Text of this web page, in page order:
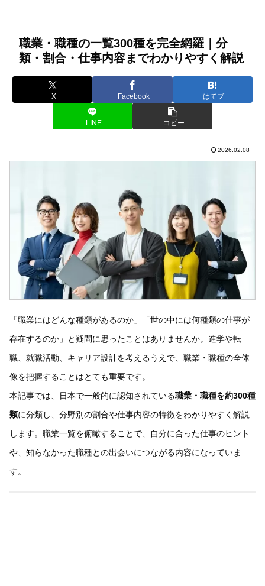
職業・職種の一覧300種を完全網羅｜分
類・割合・仕事内容までわかりやすく解説
X Facebook はてブ
LINE コピー
2026.02.08
「職業にはどんな種類があるのか」「世の中には何種類の仕事が
存在するのか」と疑問に思ったことはありませんか。進学や転
職、就職活動、キャリア設計を考えるうえで、職業・職種の全体
像を把握することはとても重要です。
本記事では、日本で一般的に認知されている職業・職種を約300種
類に分類し、分野別の割合や仕事内容の特徴をわかりやすく解説
します。職業一覧を俯瞰することで、自分に合った仕事のヒント
や、知らなかった職種との出会いにつながる内容になっていま
す。